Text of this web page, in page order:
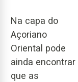
Na capa do
Açoriano
Oriental pode
ainda encontrar
que as